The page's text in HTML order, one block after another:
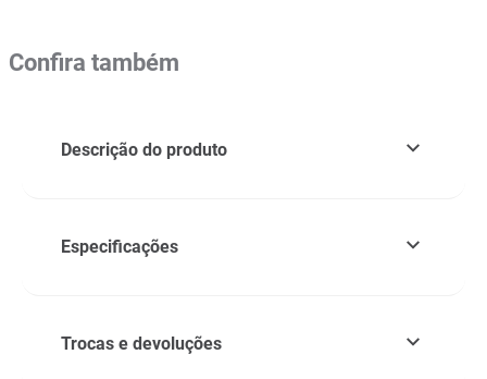
Confira também
Descrição do produto
Especificações
Trocas e devoluções